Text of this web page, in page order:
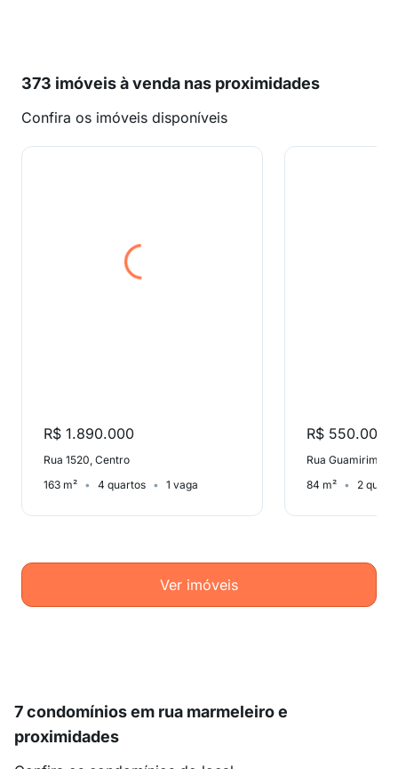
373 imóveis à venda nas proximidades
Confira os imóveis disponíveis
R$ 1.890.000
Rua 1520, Centro
163 m²
4 quartos 1 vaga
R$ 550.000
Rua Guamirim,
84 m²
2
Ver imóveis
7 condomínios em rua marmeleiro e
proximidades